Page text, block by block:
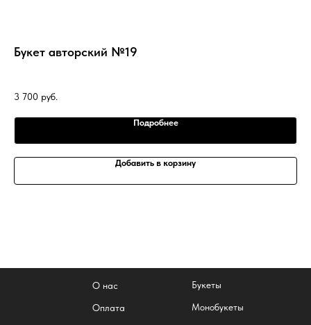
Букет авторский №19
3 700 руб.
Подробнее
Добавить в корзину
О нас
Оплата
Букеты
Монобукеты